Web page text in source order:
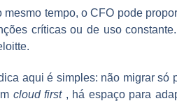
mesmo tempo, o CFO pode
críticas ou de uso
aqui é simples: não migrar só
cloud first, há espaço para